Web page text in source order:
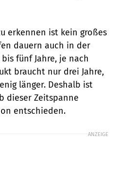
erkennen ist kein großes
dauern auch in der
fünf Jahre, je nach
braucht nur drei Jahre,
länger. Deshalb ist
dieser Zeitspanne
entschieden.
ANZEIGE